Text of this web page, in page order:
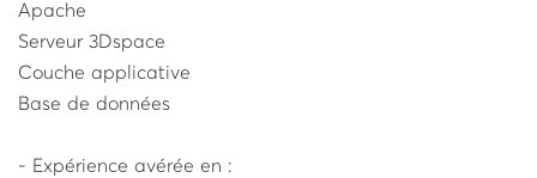
Apache
Serveur 3Dspace
Couche applicative
Base de données
- Expérience avérée en :